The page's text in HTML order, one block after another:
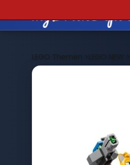
LEGO Themen >LEGO NEW >